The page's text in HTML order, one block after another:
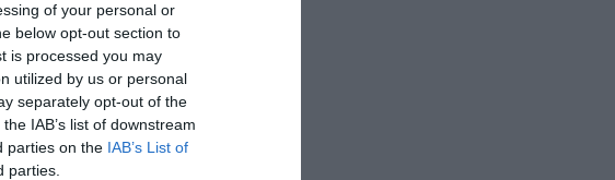
of your personal or
below opt-out section to
is processed you may
utilized by us or personal
separately opt-out of the
IAB’s list of downstream
parties on the IAB’s List of
parties.
:Airbnb